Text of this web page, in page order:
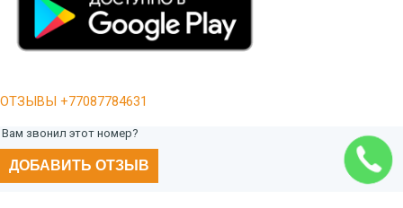
ОТЗЫВЫ +77087784631
Вам звонил этот номер?
ДОБАВИТЬ ОТЗЫВ